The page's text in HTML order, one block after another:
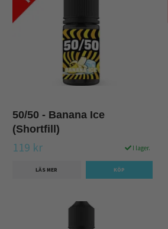
50/50 - Banana Ice
(Shortfill)
119 kr I lager.
LÄS MER